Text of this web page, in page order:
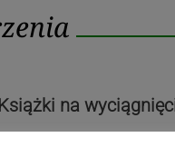
Książki na